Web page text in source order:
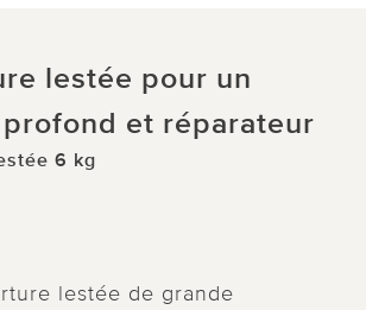
lestée pour un
et réparateur
6 kg
lestée de grande